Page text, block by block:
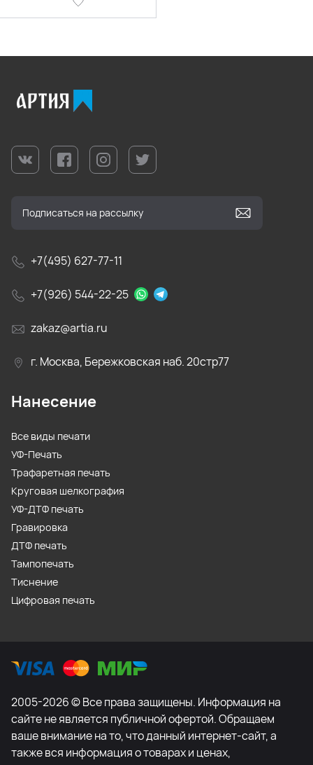
+7(495) 627-77-11
+7(926) 544-22-25
zakaz@artia.ru
г. Москва, Бережковская наб. 20стр77
Нанесение
Все виды печати
УФ-Печать
Трафаретная печать
Круговая шелкография
УФ-ДТФ печать
Гравировка
ДТФ печать
Тампопечать
Тиснение
Цифровая печать
2005-2026 © Все права защищены. Информация на
сайте не является публичной офертой. Обращаем
ваше внимание на то, что данный интернет-сайт, а
также вся информация о товарах и ценах,